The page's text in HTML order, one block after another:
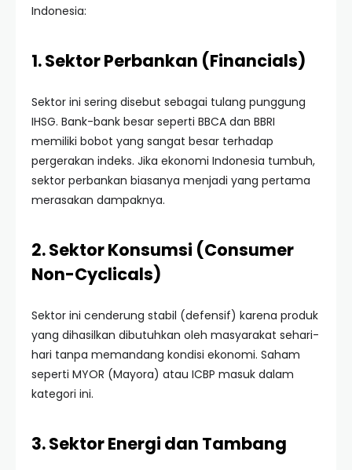
Indonesia:
1. Sektor Perbankan (Financials)
Sektor ini sering disebut sebagai tulang punggung
IHSG. Bank-bank besar seperti BBCA dan BBRI
memiliki bobot yang sangat besar terhadap
pergerakan indeks. Jika ekonomi Indonesia tumbuh,
sektor perbankan biasanya menjadi yang pertama
merasakan dampaknya.
2. Sektor Konsumsi (Consumer
Non-Cyclicals)
Sektor ini cenderung stabil (defensif) karena produk
yang dihasilkan dibutuhkan oleh masyarakat sehari-
hari tanpa memandang kondisi ekonomi. Saham
seperti MYOR (Mayora) atau ICBP masuk dalam
kategori ini.
3. Sektor Energi dan Tambang